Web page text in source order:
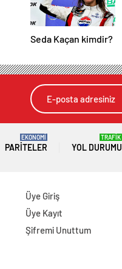
Seda Kaçan kimdir?
PARITELER
EKONOMİ
YOL DURUMU
TRAFİK
Üye Giriş
Üye Kayıt
Şifremi Unuttum